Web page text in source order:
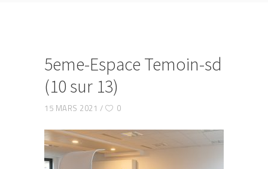
5eme-Espace Temoin-sd
(10 sur 13)
15 MARS 2021 0